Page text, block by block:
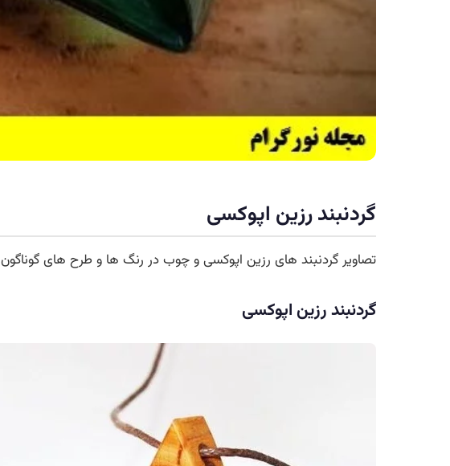
گردنبند رزین اپوکسی
تصاویر گردنبند های رزین اپوکسی و چوب در رنگ ها و طرح های گوناگون
گردنبند رزین اپوکسی